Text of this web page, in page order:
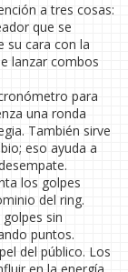
a tres cosas:
que se
su cara con la
lanzar combos
para
una ronda
También sirve
eso ayuda a
los golpes
del ring.
sin
puntos.
del público. Los